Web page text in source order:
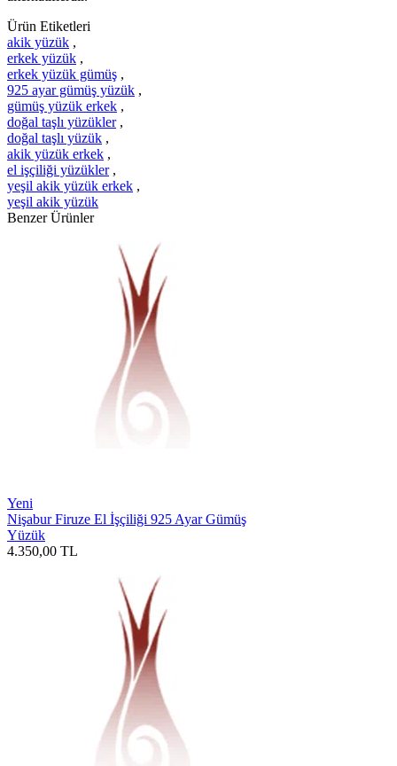
Ürün Etiketleri
akik yüzük ,
erkek yüzük ,
erkek yüzük gümüş ,
925 ayar gümüş yüzük ,
gümüş yüzük erkek ,
doğal taşlı yüzükler ,
doğal taşlı yüzük ,
akik yüzük erkek ,
el işçiliği yüzükler ,
yeşil akik yüzük erkek ,
yeşil akik yüzük
Benzer Ürünler
Yeni
Nişabur Firuze El İşçiliği 925 Ayar Gümüş
Yüzük
4.350,00 TL